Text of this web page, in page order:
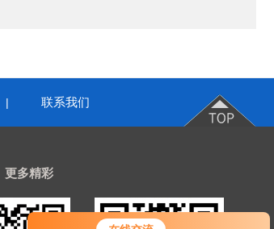
| 联系我们
更多精彩